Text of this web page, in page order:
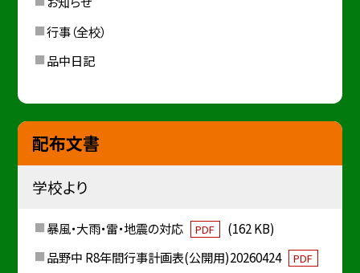
行事（全校）
品中日記
配布文書
学校より
暴風・大雨・雷・地震の対応 PDF
(162 KB)
品野中 R8年間行事計画表(公開用)20260424
PDF